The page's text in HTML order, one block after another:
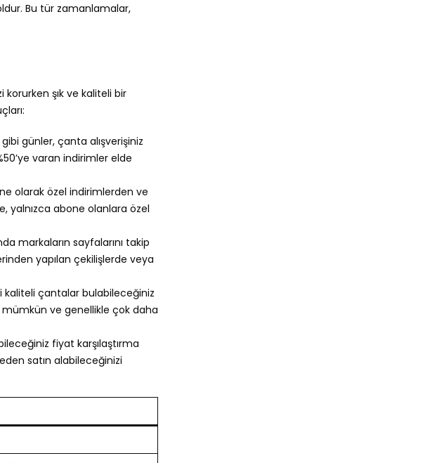
Bu tür zamanlamalar,
korurken şık ve kaliteli bir
günler, çanta alışverişiniz
varan indirimler elde
olarak özel indirimlerden ve
yalnızca abone olanlara özel
markaların sayfalarını takip
yapılan çekilişlerde veya
kaliteli çantalar bulabileceğiniz
ve genellikle çok daha
fiyat karşılaştırma
satın alabileceğinizi